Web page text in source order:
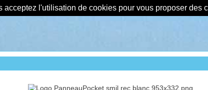
l'utilisation de cookies pour vous proposer des